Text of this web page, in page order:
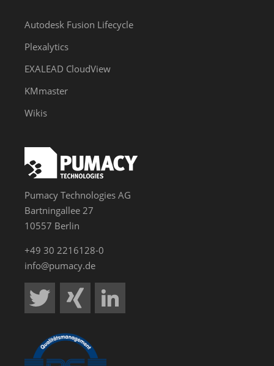
Autodesk Fusion Lifecycle
Plexalytics
EXALEAD CloudView
KMmaster
Wikis
Pumacy Technologies AG
Bartningallee 27
10557 Berlin
+49 30 2216128-0
info@pumacy.de